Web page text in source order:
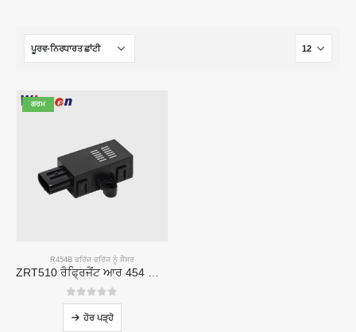
ਗਰਮ
R454B ਫਰਿੱਜ ਫਰਿੱਜ ਨੂੰ ਸੈਂਸਰ
05 ਵਿਚੋਂ
ਹੋਰ ਪੜ੍ਹੋ